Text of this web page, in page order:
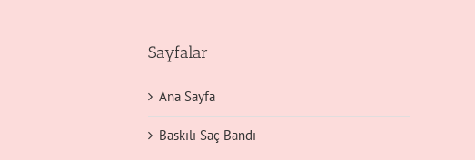
Sayfalar
Ana Sayfa
Baskılı Saç Bandı